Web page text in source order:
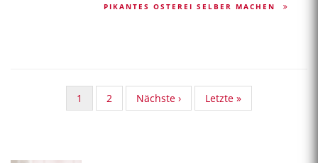
PIKANTES OSTEREI SELBER MACHEN
Aktuelle
Seite
1
Standard
Taxonomy
2
Nächste
Seite
Nächste ›
Last
page
Letzte »